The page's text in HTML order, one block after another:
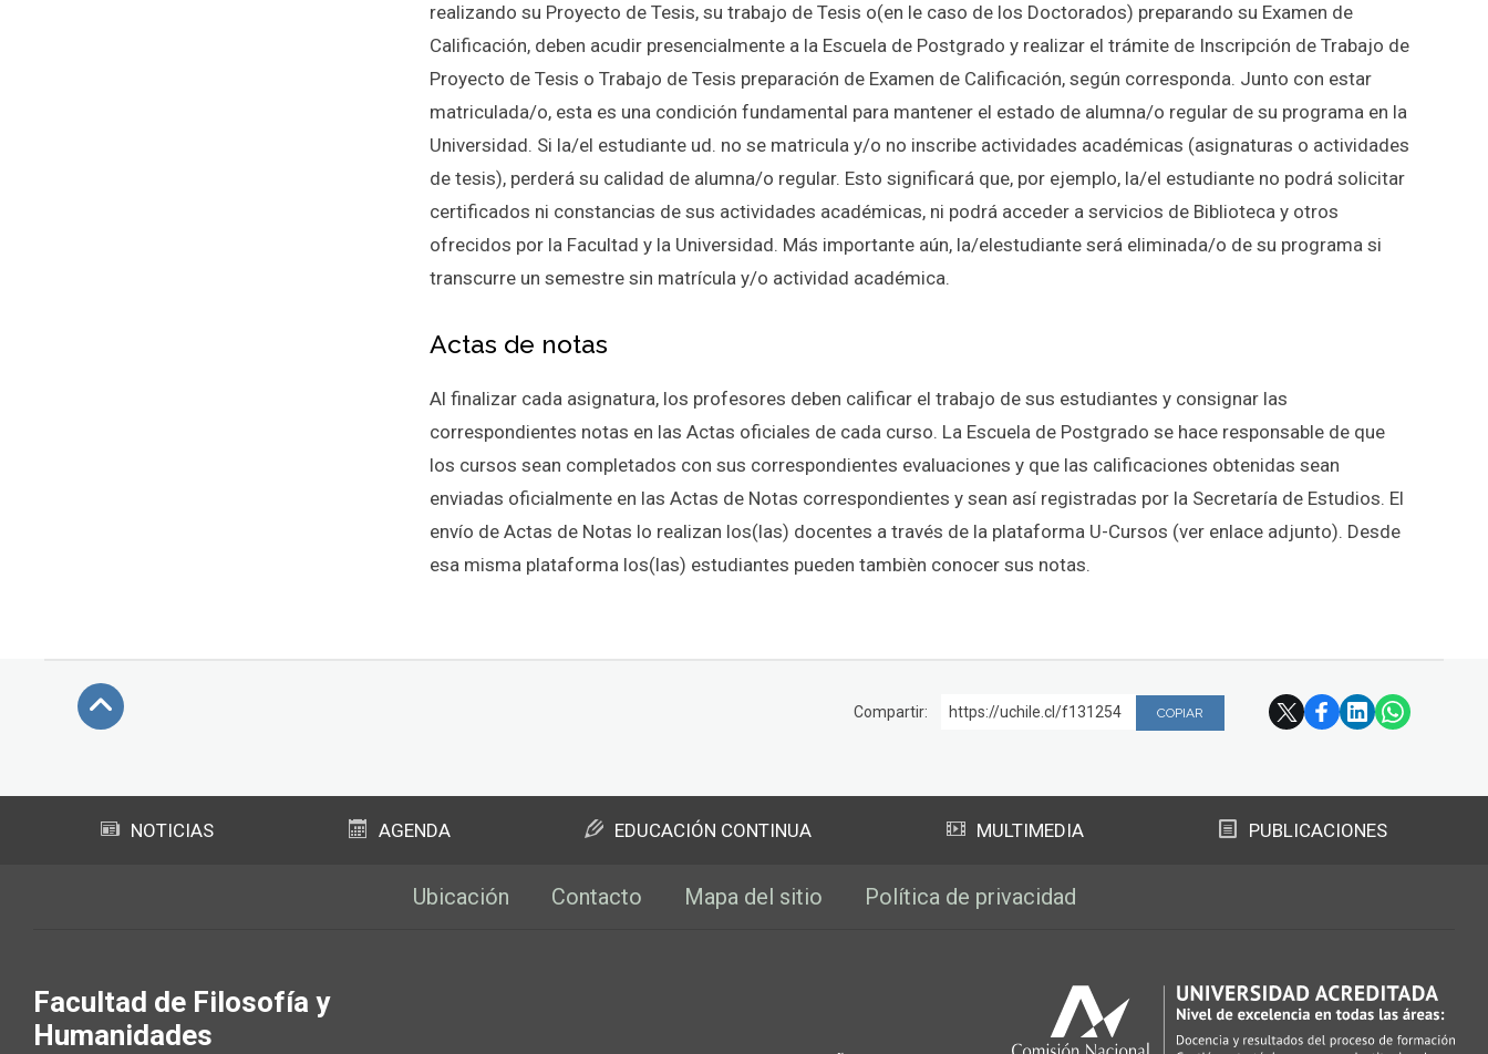
realizando su Proyecto de Tesis, su trabajo de Tesis o(en le caso de los Doctorados) preparando su Examen de
Calificación, deben acudir presencialmente a la Escuela de Postgrado y realizar el trámite de Inscripción de Trabajo de
Proyecto de Tesis o Trabajo de Tesis preparación de Examen de Calificación, según corresponda. Junto con estar
matriculada/o, esta es una condición fundamental para mantener el estado de alumna/o regular de su programa en la
Universidad. Si la/el estudiante ud. no se matricula y/o no inscribe actividades académicas (asignaturas o actividades
de tesis), perderá su calidad de alumna/o regular. Esto significará que, por ejemplo, la/el estudiante no podrá solicitar
certificados ni constancias de sus actividades académicas, ni podrá acceder a servicios de Biblioteca y otros
ofrecidos por la Facultad y la Universidad. Más importante aún, la/elestudiante será eliminada/o de su programa si
transcurre un semestre sin matrícula y/o actividad académica.
Actas de notas
Al finalizar cada asignatura, los profesores deben calificar el trabajo de sus estudiantes y consignar las
correspondientes notas en las Actas oficiales de cada curso. La Escuela de Postgrado se hace responsable de que
los cursos sean completados con sus correspondientes evaluaciones y que las calificaciones obtenidas sean
enviadas oficialmente en las Actas de Notas correspondientes y sean así registradas por la Secretaría de Estudios. El
envío de Actas de Notas lo realizan los(las) docentes a través de la plataforma U-Cursos (ver enlace adjunto). Desde
esa misma plataforma los(las) estudiantes pueden tambièn conocer sus notas.
Compartir: https://uchile.cl/f131254 COPIAR
NOTICIAS AGENDA EDUCACIÓN CONTINUA MULTIMEDIA PUBLICACIONES
Ubicación Contacto Mapa del sitio Política de privacidad
Facultad de Filosofía y
Humanidades